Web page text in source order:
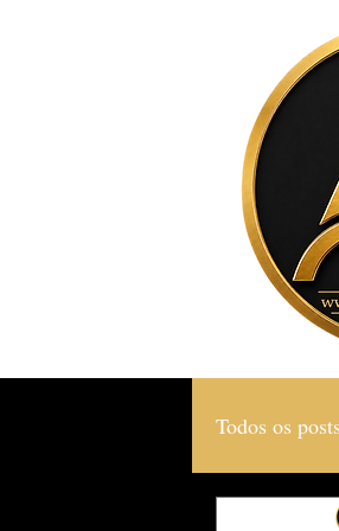
Todos os